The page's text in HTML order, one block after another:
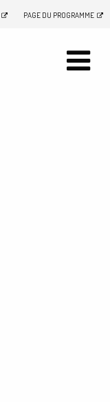
PAGE DU PROGRAMME